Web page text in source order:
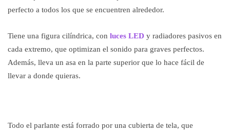
perfecto a todos los que se encuentren alrededor.
Tiene una figura cilíndrica, con luces LED y radiadores pasivos en
cada extremo, que optimizan el sonido para graves perfectos.
Además, lleva un asa en la parte superior que lo hace fácil de
llevar a donde quieras.
Todo el parlante está forrado por una cubierta de tela, que